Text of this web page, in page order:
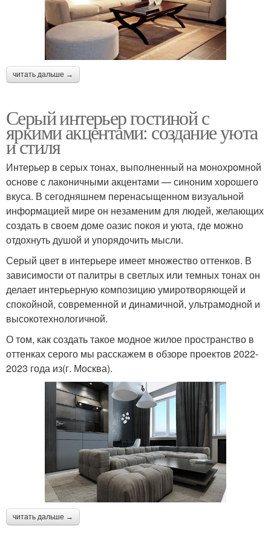
читать дальше →
Серый интерьер гостиной с
яркими акцентами: создание уюта
и стиля
Интерьер в серых тонах, выполненный на монохромной
основе с лаконичными акцентами — синоним хорошего
вкуса. В сегодняшнем перенасыщенном визуальной
информацией мире он незаменим для людей, желающих
создать в своем доме оазис покоя и уюта, где можно
отдохнуть душой и упорядочить мысли.
Серый цвет в интерьере имеет множество оттенков. В
зависимости от палитры в светлых или темных тонах он
делает интерьерную композицию умиротворяющей и
спокойной, современной и динамичной, ультрамодной и
высокотехнологичной.
О том, как создать такое модное жилое пространство в
оттенках серого мы расскажем в обзоре проектов 2022-
2023 года из(г. Москва).
читать дальше →